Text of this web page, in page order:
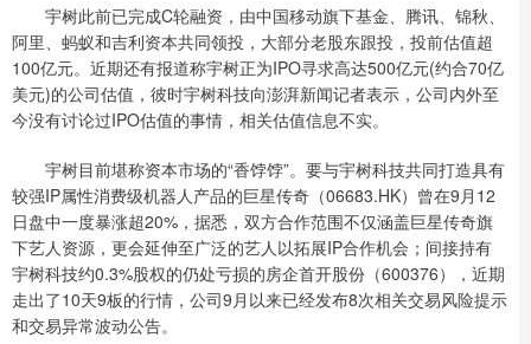
宇树此前已完成C轮融资，由中国移动旗下基金、腾讯、锦秋、
阿里、蚂蚁和吉利资本共同领投，大部分老股东跟投，投前估值超
100亿元。近期还有报道称宇树正为IPO寻求高达500亿元(约合70亿
美元)的公司估值，彼时宇树科技向澎湃新闻记者表示，公司内外至
今没有讨论过IPO估值的事情，相关估值信息不实。
宇树目前堪称资本市场的“香饽饽”。要与宇树科技共同打造具有
较强IP属性消费级机器人产品的巨星传奇（06683.HK）曾在9月12
日盘中一度暴涨超20%，据悉，双方合作范围不仅涵盖巨星传奇旗
下艺人资源，更会延伸至广泛的艺人以拓展IP合作机会；间接持有
宇树科技约0.3%股权的仍处亏损的房企首开股份（600376），近期
走出了10天9板的行情，公司9月以来已经发布8次相关交易风险提示
和交易异常波动公告。